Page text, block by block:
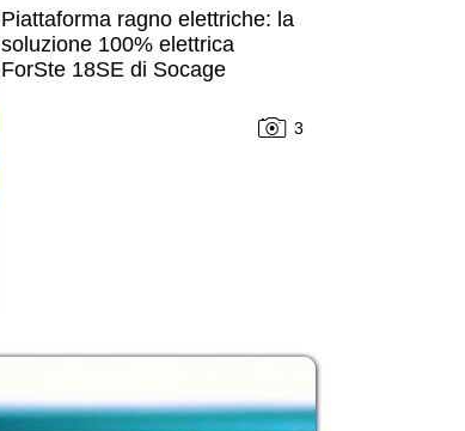
Piattaforma ragno elettriche: la
soluzione 100% elettrica
ForSte 18SE di Socage
3